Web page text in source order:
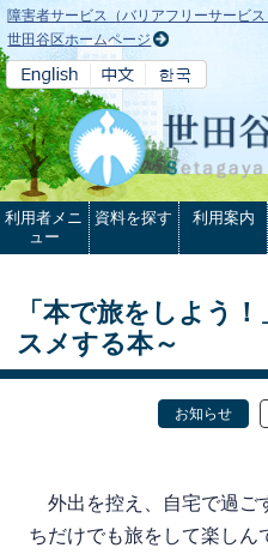
本文へ
障害者サービス（バリアフリーサービス
世田谷区ホームページ
利用者メニ
ュー
資料を探す 利用案内
「本で旅をしよう
スメする本～
お知らせ
外出を控え、自宅で過ご
ちだけでも旅をして楽しん